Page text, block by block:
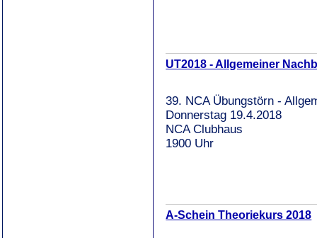
UT2018 - Allgemeiner
39. NCA Übungstörn -
Donnerstag 19.4.2018
NCA Clubhaus
1900 Uhr
A-Schein Theoriekurs 2018